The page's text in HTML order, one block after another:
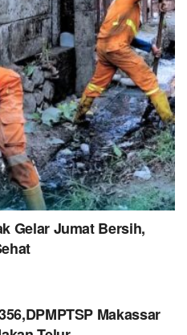
Gelar Jumat Bersih,
Makassar